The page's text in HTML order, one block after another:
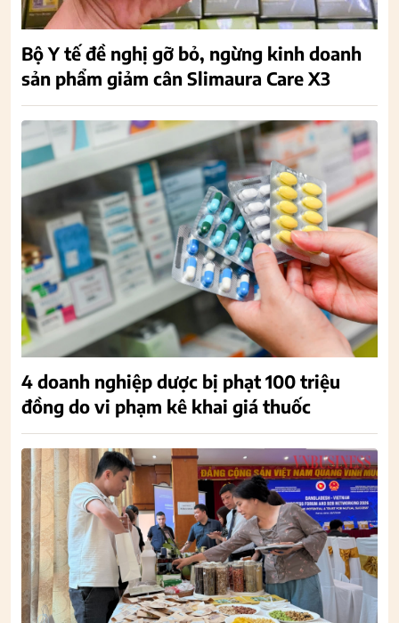
Bộ Y tế đề nghị gỡ bỏ, ngừng kinh doanh
sản phẩm giảm cân Slimaura Care X3
4 doanh nghiệp dược bị phạt 100 triệu
đồng do vi phạm kê khai giá thuốc